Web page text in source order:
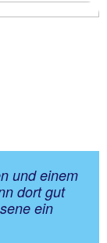
und einem
dort gut
ein